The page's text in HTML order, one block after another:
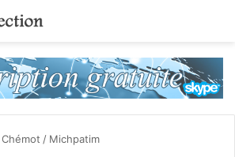
Chémot / Michpatim